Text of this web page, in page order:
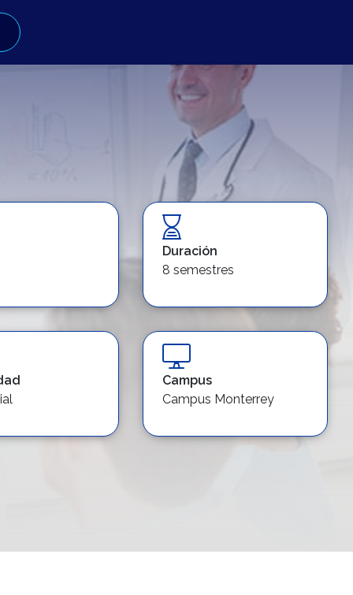
Duración
8 semestres
Campus
Campus Monterrey